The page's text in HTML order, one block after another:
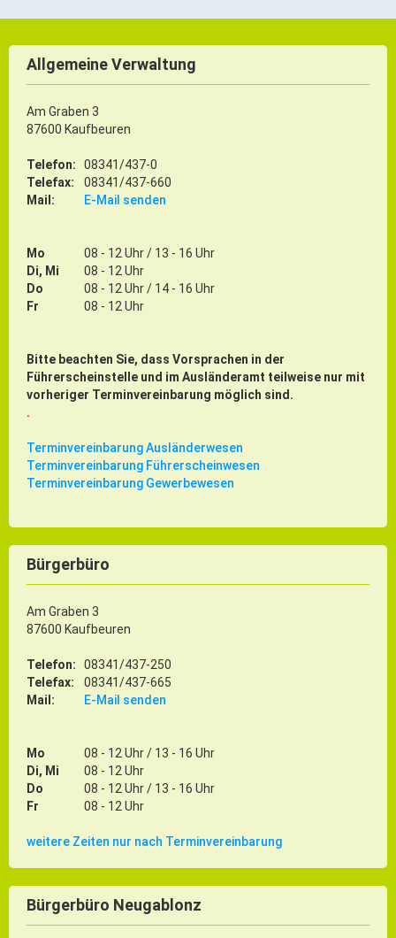
Einzelhandel & aktive Innenstadt
Marketing-Kampagne
Tourismus- & Stadtmarketing
Allgemeine Verwaltung
Am Graben 3
87600 Kaufbeuren
Telefon:
08341/437-0
Telefax:
08341/437-660
Mail:
E-Mail senden
Mo
08 - 12 Uhr / 13 - 16 Uhr
Di, Mi
08 - 12 Uhr
Do
08 - 12 Uhr / 14 - 16 Uhr
Fr
08 - 12 Uhr
Bitte beachten Sie, dass Vorsprachen in der
Führerscheinstelle und im Ausländeramt teilweise nur mit
vorheriger Terminvereinbarung möglich sind.
.
Terminvereinbarung Ausländerwesen
Terminvereinbarung Führerscheinwesen
Terminvereinbarung Gewerbewesen
Bürgerbüro
Am Graben 3
87600 Kaufbeuren
Telefon:
08341/437-250
Telefax:
08341/437-665
Mail:
E-Mail senden
Mo
08 - 12 Uhr / 13 - 16 Uhr
Di, Mi
08 - 12 Uhr
Do
08 - 12 Uhr / 13 - 16 Uhr
Fr
08 - 12 Uhr
weitere Zeiten nur nach Terminvereinbarung
Bürgerbüro Neugablonz